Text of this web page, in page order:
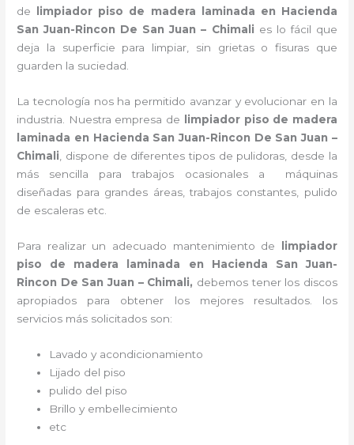
de
limpiador piso de madera laminada en Hacienda
San Juan-Rincon De San Juan – Chimali es lo fácil que
deja la superficie para limpiar, sin grietas o fisuras que
guarden la suciedad.
La tecnología nos ha permitido avanzar y evolucionar en la
industria. Nuestra empresa de
limpiador piso de madera
laminada en Hacienda San Juan-Rincon De San Juan –
Chimali , dispone de diferentes tipos de pulidoras, desde la
más sencilla para trabajos ocasionales a máquinas
diseñadas para grandes áreas, trabajos constantes, pulido
de escaleras etc.
Para realizar un adecuado mantenimiento de
limpiador
piso de madera laminada en Hacienda San Juan-
Rincon De San Juan – Chimali, debemos tener los discos
apropiados para obtener los mejores resultados. los
servicios más solicitados son:
Lavado y acondicionamiento
Lijado del piso
pulido del piso
Brillo y embellecimiento
etc